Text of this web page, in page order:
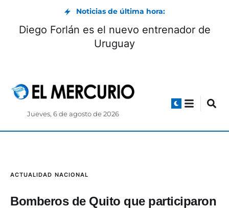
Noticias de última hora:
de droga en
Diego Forlán es el
Jueves, 6 de agosto de 2026
ACTUALIDAD NACIONAL
Bomberos de Quito que participaron